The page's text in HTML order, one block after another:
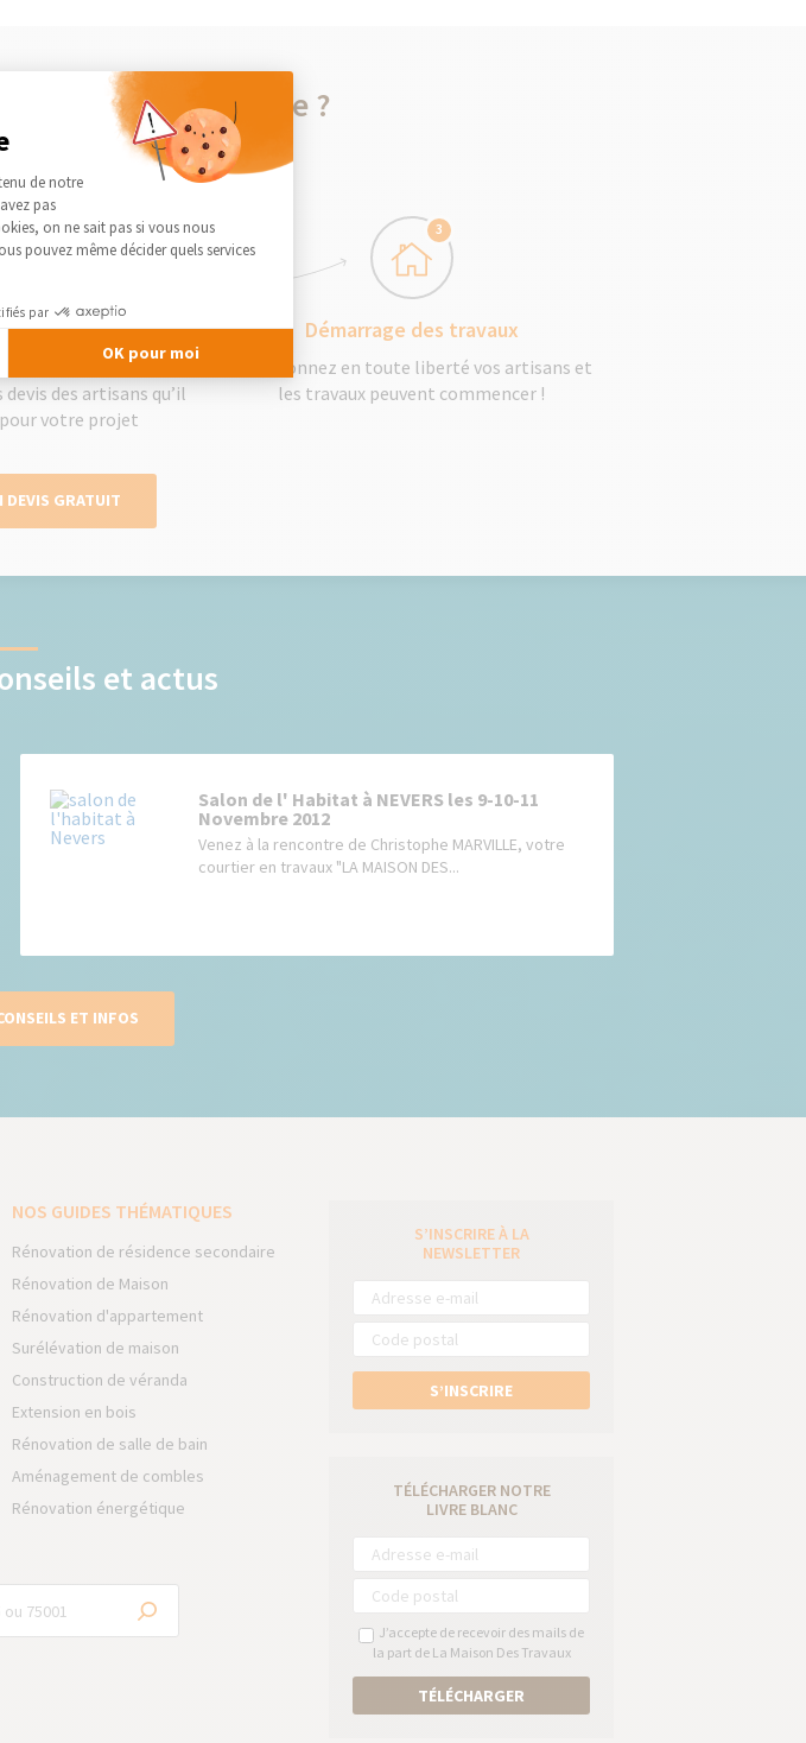
comment ça marche ?
2
devis gratuits
gratuitement et
des artisans qu’il
votre projet
3
Démarrage des travaux
Séléctionnez en toute liberté vos artisans et
les travaux peuvent commencer !
DEVIS GRATUIT
et actus
Salon de l' Habitat à NEVERS les 9-10-11
Novembre 2012
Venez à la rencontre de Christophe MARVILLE, votre
courtier en travaux "LA MAISON DES...
ET INFOS
NOS GUIDES THÉMATIQUES
Rénovation de résidence secondaire
Rénovation de Maison
Rénovation d'appartement
Surélévation de maison
Construction de véranda
Extension en bois
Rénovation de salle de bain
Aménagement de combles
Rénovation énergétique
S’INSCRIRE À LA
NEWSLETTER
S’INSCRIRE
TÉLÉCHARGER NOTRE
LIVRE BLANC
J’accepte de recevoir des mails de
la part de La Maison Des Travaux
TÉLÉCHARGER
du Consentement : Personnalisez vos Options
de notre
pas
on ne sait pas si vous nous
pouvez même décider quels services
par
OK pour moi